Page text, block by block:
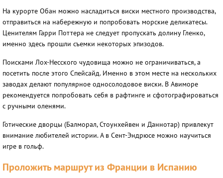
На курорте Обан можно насладиться виски местного производства,
отправиться на набережную и попробовать морские деликатесы.
Ценителям Гарри Поттера не следует пропускать долину Гленко,
именно здесь прошли съемки некоторых эпизодов.
Поисками Лох-Несского чудовища можно не ограничиваться, а
посетить после этого Спейсайд. Именно в этом месте на нескольких
заводах делают популярное односолодовое виски. В Авиморе
рекомендуется попробовать себя в рафтинге и сфотографироваться
с ручными оленями.
Готические дворцы (Балморал, Стоунхейвен и Даннотар) привлекут
внимание любителей истории. А в Сент-Эндрюсе можно научиться
игре в гольф.
Проложить маршрут из Франции в Испанию